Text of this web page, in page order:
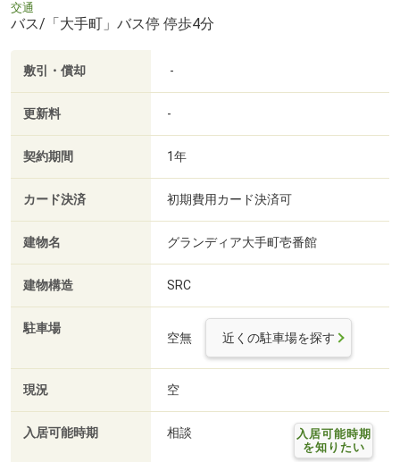
交通
バス/「大手町」バス停 停歩4分
敷引・償却 -
更新料 -
契約期間 1年
カード決済 初期費用カード決済可
建物名 グランディア大手町壱番館
建物構造 SRC
駐車場
空無 近くの駐車場を探す
現況 空
入居可能時期 相談
入居可能時期
を知りたい